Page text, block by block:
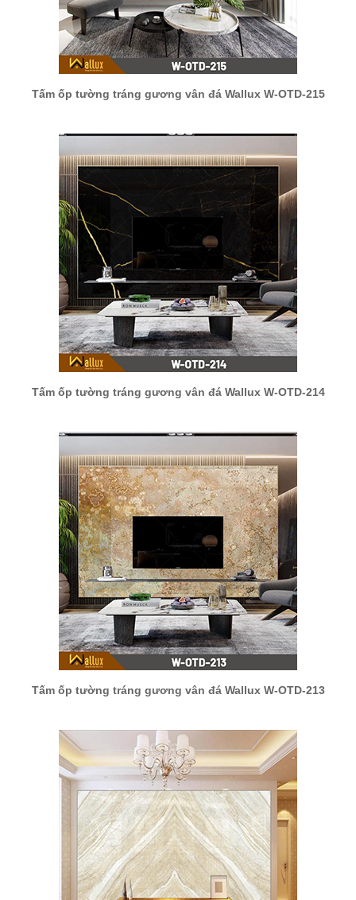
Tấm ốp tường tráng gương vân đá Wallux W-OTD-215
Tấm ốp tường tráng gương vân đá Wallux W-OTD-214
Tấm ốp tường tráng gương vân đá Wallux W-OTD-213